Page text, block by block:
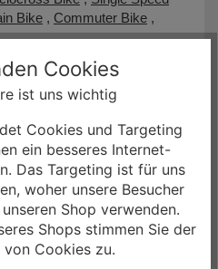
Bike , Commuter Bike ,
der
www.stadtwerke-
Kauf eines Elektrorades
wir Ihren Einsatz für
Zuschuss, wenn Sie in
wohnen und Ihr E-Bike mit
Wernigerode
beträgt einmalig 200 EUR.
an über
Cookies
ist uns wichtig
Cookies und Targeting
ein besseres Internet-
Das Targeting ist für uns
woher unsere Besucher
Shop verwenden.
Shops stimmen Sie der
von Cookies zu.